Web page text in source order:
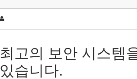
최고의 보안 시스템
있습니다.